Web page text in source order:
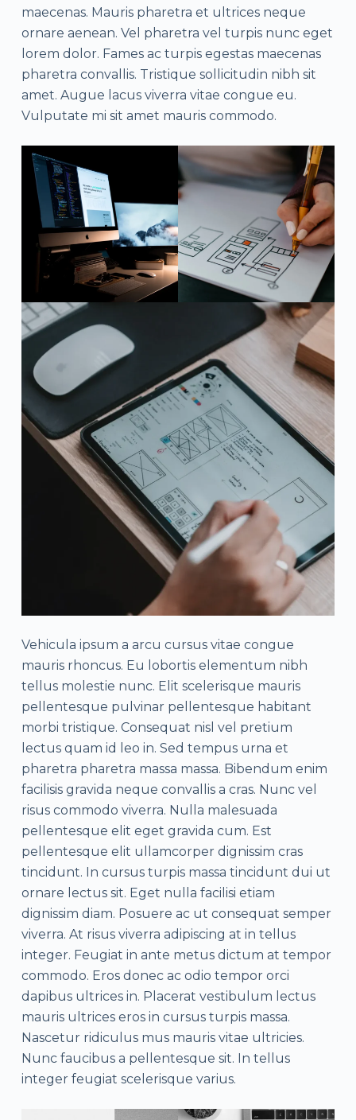
maecenas. Mauris pharetra et ultrices neque
ornare aenean. Vel pharetra vel turpis nunc eget
lorem dolor. Fames ac turpis egestas maecenas
pharetra convallis. Tristique sollicitudin nibh sit
amet. Augue lacus viverra vitae congue eu.
Vulputate mi sit amet mauris commodo.
Vehicula ipsum a arcu cursus vitae congue
mauris rhoncus. Eu lobortis elementum nibh
tellus molestie nunc. Elit scelerisque mauris
pellentesque pulvinar pellentesque habitant
morbi tristique. Consequat nisl vel pretium
lectus quam id leo in. Sed tempus urna et
pharetra pharetra massa massa. Bibendum enim
facilisis gravida neque convallis a cras. Nunc vel
risus commodo viverra. Nulla malesuada
pellentesque elit eget gravida cum. Est
pellentesque elit ullamcorper dignissim cras
tincidunt. In cursus turpis massa tincidunt dui ut
ornare lectus sit. Eget nulla facilisi etiam
dignissim diam. Posuere ac ut consequat semper
viverra. At risus viverra adipiscing at in tellus
integer. Feugiat in ante metus dictum at tempor
commodo. Eros donec ac odio tempor orci
dapibus ultrices in. Placerat vestibulum lectus
mauris ultrices eros in cursus turpis massa.
Nascetur ridiculus mus mauris vitae ultricies.
Nunc faucibus a pellentesque sit. In tellus
integer feugiat scelerisque varius.